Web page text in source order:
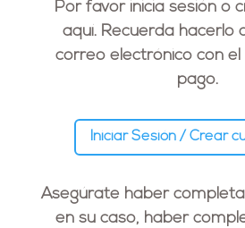
Por favor inicia sesión o
aquí. Recuerda hacerlo
correo electrónico con el
pago.
Iniciar Sesión / Crear
Asegúrate haber
en su caso, haber